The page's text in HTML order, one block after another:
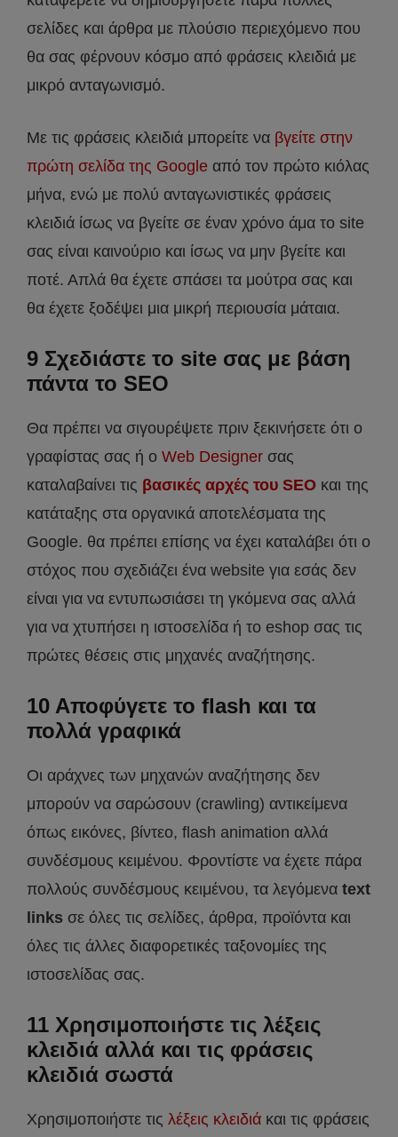
σελίδες και άρθρα με πλούσιο περιεχόμενο που
θα σας φέρνουν κόσμο από φράσεις κλειδιά με
μικρό ανταγωνισμό.
Με τις φράσεις κλειδιά μπορείτε να βγείτε στην
πρώτη σελίδα της Google από τον πρώτο κιόλας
μήνα, ενώ με πολύ ανταγωνιστικές φράσεις
κλειδιά ίσως να βγείτε σε έναν χρόνο άμα το site
σας είναι καινούριο και ίσως να μην βγείτε και
ποτέ. Απλά θα έχετε σπάσει τα μούτρα σας και
θα έχετε ξοδέψει μια μικρή περιουσία μάταια.
9 Σχεδιάστε το site σας με βάση
πάντα το SEO
Θα πρέπει να σιγουρέψετε πριν ξεκινήσετε ότι ο
γραφίστας σας ή ο Web Designer σας
καταλαβαίνει τις βασικές αρχές του SEO και της
κατάταξης στα οργανικά αποτελέσματα της
Google. θα πρέπει επίσης να έχει καταλάβει ότι ο
στόχος που σχεδιάζει ένα website για εσάς δεν
είναι για να εντυπωσιάσει τη γκόμενα σας αλλά
για να χτυπήσει η ιστοσελίδα ή το eshop σας τις
πρώτες θέσεις στις μηχανές αναζήτησης.
10 Αποφύγετε το flash και τα
πολλά γραφικά
Οι αράχνες των μηχανών αναζήτησης δεν
μπορούν να σαρώσουν (crawling) αντικείμενα
όπως εικόνες, βίντεο, flash animation αλλά
συνδέσμους κειμένου. Φροντίστε να έχετε πάρα
πολλούς συνδέσμους κειμένου, τα λεγόμενα text
links σε όλες τις σελίδες, άρθρα, προϊόντα και
όλες τις άλλες διαφορετικές ταξονομίες της
ιστοσελίδας σας.
11 Χρησιμοποιήστε τις λέξεις
κλειδιά αλλά και τις φράσεις
κλειδιά σωστά
Χρησιμοποιήστε τις λέξεις κλειδιά και τις φράσεις